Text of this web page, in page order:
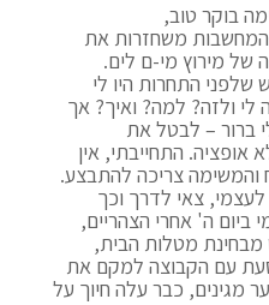
בוקר טוב,
המחשבות משחזרות את
של מירוץ מי-ם לים.
התחרות היו לי
ולזה? למה? ואיך? אך
ברור – לבטל את
אופציה. התחייבתי, אין
והמשימה צריכה להתבצע.
צאי לדרך וכך
ביום ה' אחרי הצהריים,
מבחינת מטלות הבית,
עם הקבוצה למקם את
מגינים, כבר עלה חיוך על